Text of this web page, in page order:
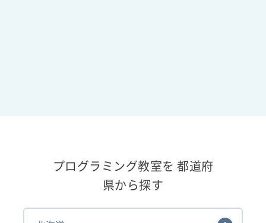
プログラミング教室を 都道府
県から探す